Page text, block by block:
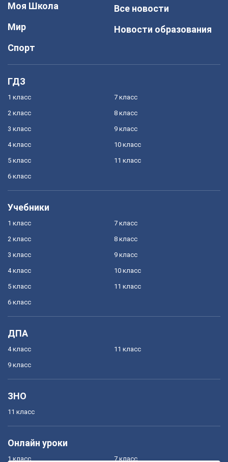
Моя Школа
Мир
Спорт
Все новости
Новости образования
ГДЗ
1 класс
2 класс
3 класс
4 класс
5 класс
6 класс
7 класс
8 класс
9 класс
10 класс
11 класс
Учебники
1 класс
2 класс
3 класс
4 класс
5 класс
6 класс
7 класс
8 класс
9 класс
10 класс
11 класс
ДПА
4 класс
9 класс
11 класс
ЗНО
11 класс
Онлайн уроки
1 класс 7 класс